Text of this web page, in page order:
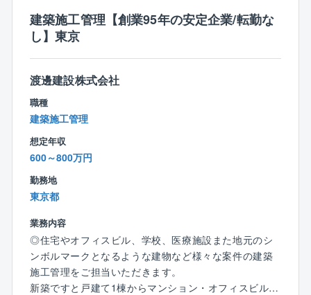
■残業平均は30時間程度ですので、働き方を変えたい方
におすすめです！
★将来性が見込める安定業界です★
建物管理業界は、建物が存続する限り管理対象も継続
する「ストック型ビジネス」であるため、景気の影響
を受けにくく極端に業績が落ち込むこともありませ
ん。
修繕工事の適齢期を迎えるマンションストック数の増
加とともに、市場規模が拡大することも明確です。
業界の安定性に加え、業界トップクラスの管理実績を
誇る同社であれば、末永く腰をすえて活躍できる環境
【技術力で実現するマネジメント】
約1,600名の技術系社員を社内に有する体制は業界でも
類を見ない東急コミュニティーの強みです。
その強みを活かした情報共有/連携で、建物をトータル
建築施工管理【創業95年の安定企業/転勤な
し】東京
渡邊建設株式会社
職種
建築施工管理
想定年収
600～800万円
勤務地
東京都
業務内容
◎住宅やオフィスビル、学校、医療施設また地元のシ
ンボルマークとなるような建物など様々な案件の建築
施工管理をご担当いただきます。
新築ですと戸建て1棟からマンション・オフィスビル1